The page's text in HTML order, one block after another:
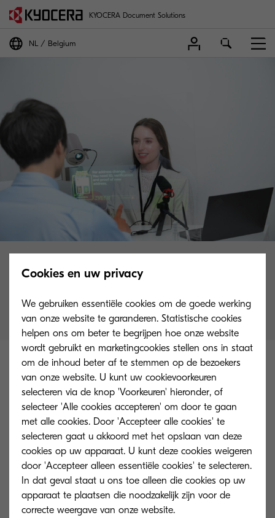
KYOCERA Document Solutions
NL Belgium
Bedankt voor het
downloaden van de brochure
Neem gerust
contact met ons
op voor
demonstraties of
Ad
vie
s
&
Cookies en uw privacy
We gebruiken essentiële cookies om de goede werking
van onze website te garanderen. Statistische cookies
helpen ons om beter te begrijpen hoe onze website
wordt gebruikt en marketingcookies stellen ons in staat
om de inhoud beter af te stemmen op de bezoekers
van onze website. U kunt uw cookievoorkeuren
selecteren via de knop 'Voorkeuren' hieronder, of
selecteer 'Alle cookies accepteren' om door te gaan
met alle cookies. Door 'Accepteer alle cookies' te
selecteren gaat u akkoord met het opslaan van deze
cookies op uw apparaat. U kunt deze cookies weigeren
door 'Accepteer alleen essentiële cookies' te selecteren.
In dat geval staat u ons toe alleen die cookies op uw
apparaat te plaatsen die noodzakelijk zijn voor de